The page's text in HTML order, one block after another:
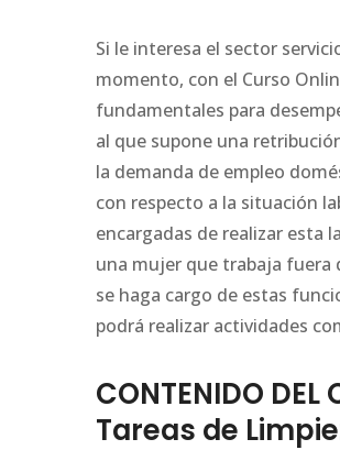
Si le interesa el sector
momento, con el Curso
fundamentales para
al que supone una
la demanda de empleo
con respecto a la situación
encargadas de realizar esta
una mujer que trabaja fuera
se haga cargo de estas
podrá realizar actividades
CONTENIDO
Tareas de